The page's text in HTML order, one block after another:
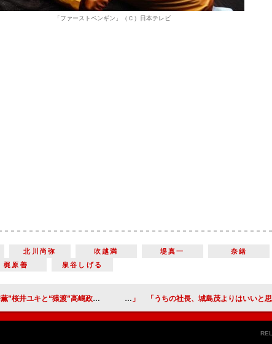
「ファーストペンギン」（Ｃ）日本テレビ
北川尚弥 吹越満 堤真一
奈緒
梶原善 泉谷しげる
の結末 真犯人は「“亀一”遠藤憲一の引きこもりの娘が鍵な気がする」 松岡昌宏、井ノ原快彦の社長就任に「よく引き受けたなと」 「うちの社長、城島茂より